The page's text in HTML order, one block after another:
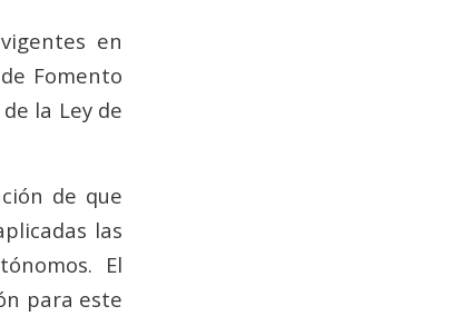
en
Fomento
la Ley de
de que
las
El
para este